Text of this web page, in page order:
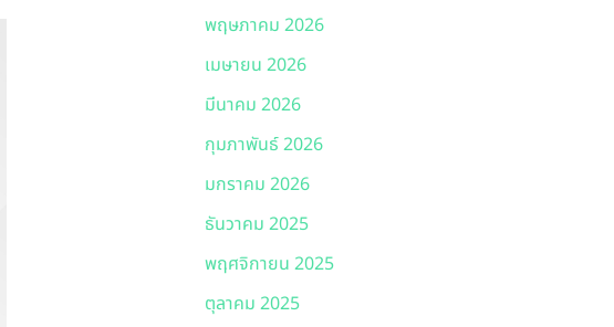
พฤษภาคม 2026
เมษายน 2026
มีนาคม 2026
กุมภาพันธ์ 2026
มกราคม 2026
ธันวาคม 2025
พฤศจิกายน 2025
ตุลาคม 2025